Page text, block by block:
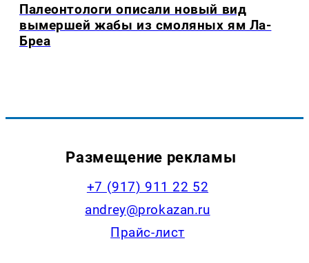
Палеонтологи описали новый вид
вымершей жабы из смоляных ям Ла-
Бреа
Размещение рекламы
+7 (917) 911 22 52
andrey@prokazan.ru
Прайс-лист